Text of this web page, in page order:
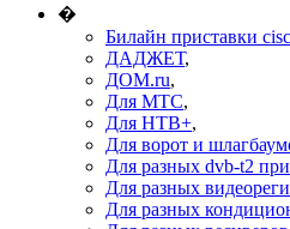
�
Билайн приставки
ДАДЖЕТ,
ДОМ.ru,
Для МТС,
Для НТВ+,
Для ворот и
Для разных dvb-t2
Для разных
Для разных